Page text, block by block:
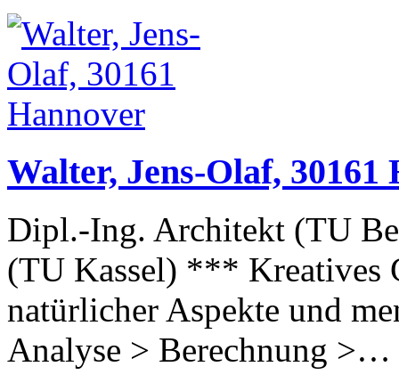
Walter, Jens-Olaf, 30161
Dipl.-Ing. Architekt (TU
(TU Kassel) *** Kreatives
natürlicher Aspekte und
Analyse > Berechnung >…